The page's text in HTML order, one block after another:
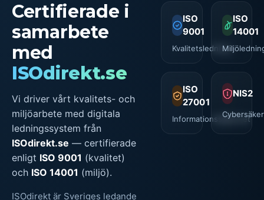
Certifierade i
samarbete
med
ISOdirekt.se
Vi driver vårt kvalitets- och
miljöarbete med digitala
ledningssystem från
ISOdirekt.se — certifierade
enligt ISO 9001 (kvalitet)
och ISO 14001 (miljö).
ISOdirekt är Sveriges ledande
ISO
9001
Kvalitetsledning
ISO
14001
ISO
27001
Informationssäkerhet
NIS2